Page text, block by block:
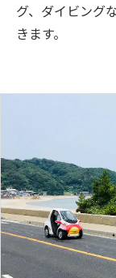
グ、ダイビング
きます。